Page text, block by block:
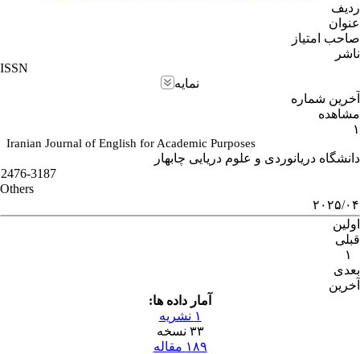
ردیف
عنوان
صاحب امتیاز
ناشر
ISSN
نمایه
آخرین شماره
مشاهده
۱
Iranian Journal of English for Academic Purposes
دانشگاه دریانوردی و علوم دریایی چابهار
2476-3187
Others
۲۰۲۵/۰۴
اولین
قبلی
۱
بعدی
آخرین
آمار داده ها:
۱ نشریه
۳۳ نسخه
۱۸۹ مقاله